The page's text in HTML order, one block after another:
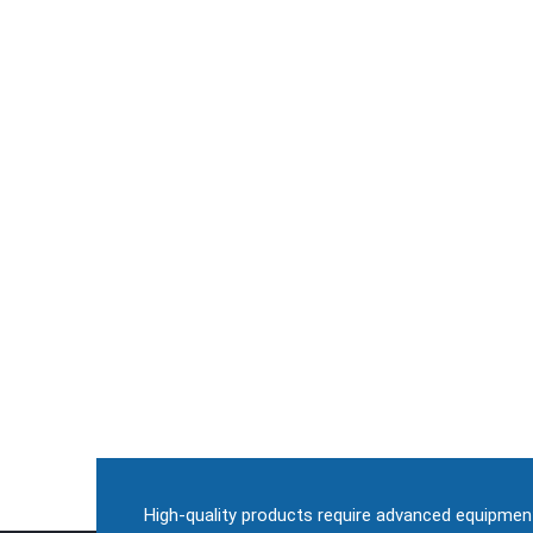
High-quality products require advanced